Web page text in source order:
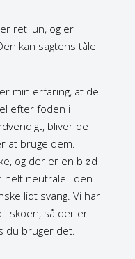
ret lun, og er
kan sagtens tåle
min erfaring, at de
efter foden i
bliver de
at bruge dem.
og der er en blød
neutrale i den
lidt svang. Vi har
skoen, så der er
du bruger det.